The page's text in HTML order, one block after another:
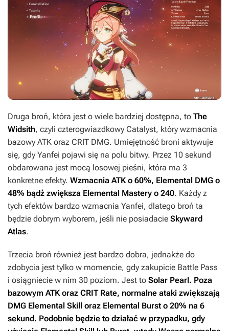
Druga broń, która jest o wiele bardziej dostępna, to The
Widsith, czyli czterogwiazdkowy Catalyst, który wzmacnia
bazowy ATK oraz CRIT DMG. Umiejętność broni aktywuje
się, gdy Yanfei pojawi się na polu bitwy. Przez 10 sekund
obdarowana jest mocą losowej pieśni, która ma 3
konkretne efekty. Wzmacnia ATK o 60%, Elemental DMG o
48% bądź zwiększa Elemental Mastery o 240. Każdy z
tych efektów bardzo wzmacnia Yanfei, dlatego broń ta
będzie dobrym wyborem, jeśli nie posiadacie Skyward
Atlas.
Trzecia broń również jest bardzo dobra, jednakże do
zdobycia jest tylko w momencie, gdy zakupicie Battle Pass
i osiągniecie w nim 30 poziom. Jest to Solar Pearl . Poza
bazowym ATK oraz CRIT Rate, normalne ataki zwiększają
DMG Elemental Skill oraz Elemental Burst o 20% na 6
sekund. Podobnie będzie to działać w przypadku, gdy